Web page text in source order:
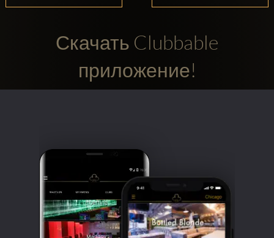
Скачать Clubbable
приложение!